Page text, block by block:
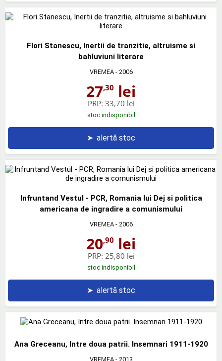
Flori Stanescu, Inertii de tranzitie, altruisme si
bahluviuni literare
VREMEA- 2006
27,30 lei
PRP: 33,70 lei
stoc indisponibil
➤ alertă stoc
Infruntand Vestul - PCR, Romania lui Dej si politica
americana de ingradire a comunismului
VREMEA- 2006
20,90 lei
PRP: 25,80 lei
stoc indisponibil
➤ alertă stoc
Ana Greceanu, Intre doua patrii. Insemnari 1911-1920
VREMEA- 2013